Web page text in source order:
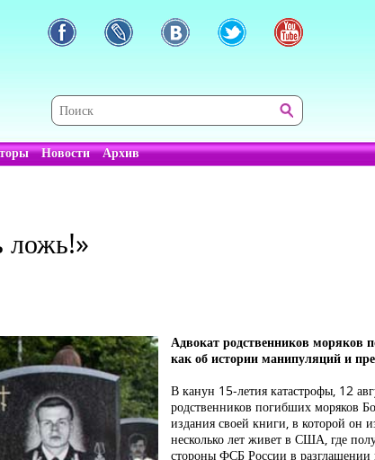
Новости Архив
ложь!»
Адвокат родственников моряков
как об истории манипуляций и
В канун 15-летия катастрофы, 12
родственников погибших моряков
издания своей книги, в которой он
несколько лет живет в США, где
стороны ФСБ России в разглашении